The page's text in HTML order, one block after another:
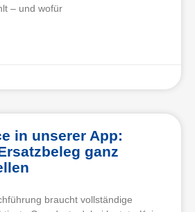
– und wofür
in unserer App:
ganz
braucht vollständige